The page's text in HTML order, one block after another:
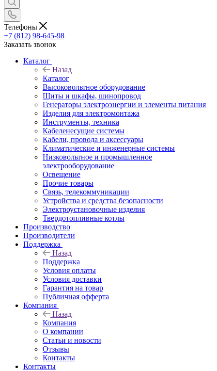
Телефоны
+7 (812) 98-645-98
Заказать звонок
Каталог
Назад
Каталог
Высоковольтное оборудование
Щиты и шкафы, шинопровод
Генераторы электроэнергии и элементы питания
Изделия для электромонтажа
Инструменты, техника
Кабеленесущие системы
Кабели, провода и аксессуары
Климатические и инженерные системы
Низковольтное и промышленное
электрооборудование
Освещение
Прочие товары
Связь, телекоммуникации
Устройства и средства безопасности
Электроустановочные изделия
Твердотопливные котлы
Производство
Производители
Поддержка
Назад
Поддержка
Условия оплаты
Условия доставки
Гарантия на товар
Публичная офферта
Компания
Назад
Компания
О компании
Статьи и новости
Отзывы
Контакты
Контакты